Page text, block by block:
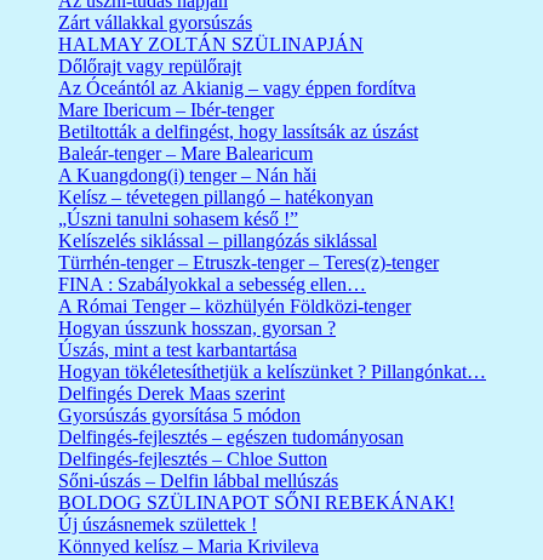
Zárt vállakkal gyorsúszás
HALMAY ZOLTÁN SZÜLINAPJÁN
Dőlőrajt vagy repülőrajt
Az Óceántól az Akianig – vagy éppen fordítva
Mare Ibericum – Ibér-tenger
Betiltották a delfingést, hogy lassítsák az úszást
Baleár-tenger – Mare Balearicum
A Kuangdong(i) tenger – Nán hǎi
Kelísz – tévetegen pillangó – hatékonyan
„Úszni tanulni sohasem késő !”
Kelíszelés siklással – pillangózás siklással
Türrhén-tenger – Etruszk-tenger – Teres(z)-tenger
FINA : Szabályokkal a sebesség ellen…
A Római Tenger – közhülyén Földközi-tenger
Hogyan ússzunk hosszan, gyorsan ?
Úszás, mint a test karbantartása
Hogyan tökéletesíthetjük a kelíszünket ? Pillangónkat…
Delfingés Derek Maas szerint
Gyorsúszás gyorsítása 5 módon
Delfingés-fejlesztés – egészen tudományosan
Delfingés-fejlesztés – Chloe Sutton
Sőni-úszás – Delfin lábbal mellúszás
BOLDOG SZÜLINAPOT SŐNI REBEKÁNAK!
Új úszásnemek születtek !
Könnyed kelísz – Maria Krivileva